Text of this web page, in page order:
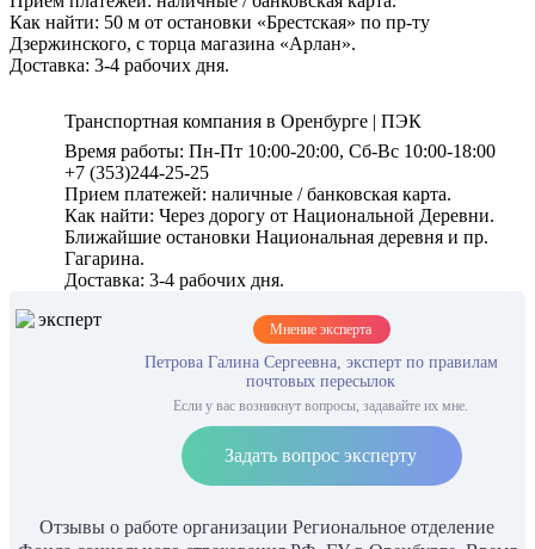
Как найти: 50 м от остановки «Брестская» по пр-ту
Дзержинского, с торца магазина «Арлан».
Доставка: 3-4 рабочих дня.
Транспортная компания в Оренбурге | ПЭК
Время работы: Пн-Пт 10:00-20:00, Сб-Вс 10:00-18:00
+7 (353)244-25-25
Прием платежей: наличные / банковская карта.
Как найти: Через дорогу от Национальной Деревни.
Ближайшие остановки Национальная деревня и пр.
Гагарина.
Доставка: 3-4 рабочих дня.
Мнение эксперта
Петрова Галина Сергеевна, эксперт по правилам
почтовых пересылок
Если у вас возникнут вопросы, задавайте их мне.
Задать вопрос эксперту
Отзывы о работе организации Региональное отделение